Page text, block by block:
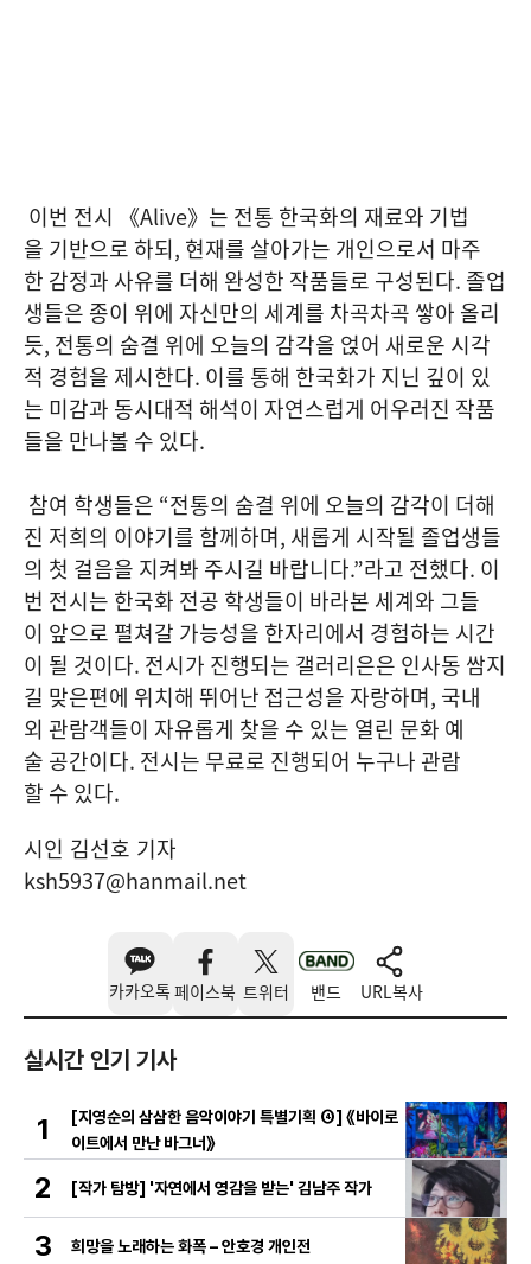
이번 전시 《Alive》는 전통 한국화의 재료와 기법
을 기반으로 하되, 현재를 살아가는 개인으로서 마주
한 감정과 사유를 더해 완성한 작품들로 구성된다. 졸업
생들은 종이 위에 자신만의 세계를 차곡차곡 쌓아 올리
듯, 전통의 숨결 위에 오늘의 감각을 얹어 새로운 시각
적 경험을 제시한다. 이를 통해 한국화가 지닌 깊이 있
는 미감과 동시대적 해석이 자연스럽게 어우러진 작품
들을 만나볼 수 있다.
참여 학생들은 “전통의 숨결 위에 오늘의 감각이 더해
진 저희의 이야기를 함께하며, 새롭게 시작될 졸업생들
의 첫 걸음을 지켜봐 주시길 바랍니다.”라고 전했다. 이
번 전시는 한국화 전공 학생들이 바라본 세계와 그들
이 앞으로 펼쳐갈 가능성을 한자리에서 경험하는 시간
이 될 것이다. 전시가 진행되는 갤러리은은 인사동 쌈지
길 맞은편에 위치해 뛰어난 접근성을 자랑하며, 국내
외 관람객들이 자유롭게 찾을 수 있는 열린 문화 예
술 공간이다. 전시는 무료로 진행되어 누구나 관람
할 수 있다.
시인 김선호 기자
ksh5937@hanmail.net
카카오톡 페이스북 트위터 밴드 URL복사
실시간 인기 기사
1
[지영순의 삼삼한 음악이야기 특별기획 ④] 《바이로
이트에서 만난 바그너》
2 [작가 탐방] '자연에서 영감을 받는' 김남주 작가
3 희망을 노래하는 화폭 – 안호경 개인전